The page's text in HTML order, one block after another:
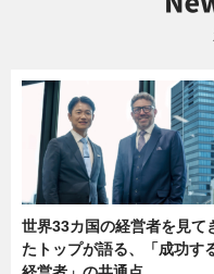
世界33カ国の経営者を見て
たトップが語る、「成功す